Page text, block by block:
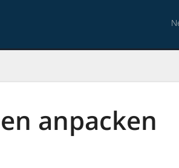
anpacken